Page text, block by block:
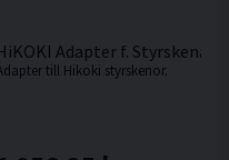
Gersåg
Adapter f. Styrskena
till Hikoki styrskenor.